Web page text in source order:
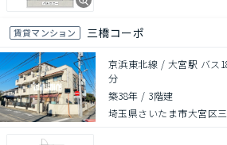
賃貸マンション 三橋コーポ
京浜東北線 / 大宮駅 バス
分
築38年 / 3階建
埼玉県さいたま市大宮区